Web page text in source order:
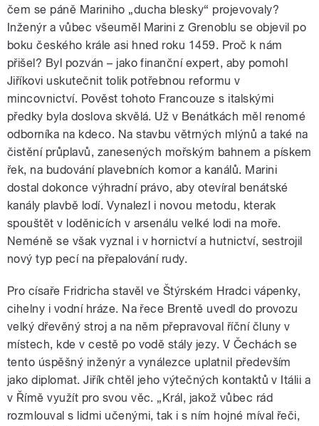
čem se páně Mariniho „ducha blesky“ projevovaly?
Inženýr a vůbec všeuměl Marini z Grenoblu se objevil po
boku českého krále asi hned roku 1459. Proč k nám
přišel? Byl pozván – jako finanční expert, aby pomohl
Jiříkovi uskutečnit tolik potřebnou reformu v
mincovnictví. Pověst tohoto Francouze s italskými
předky byla doslova skvělá. Už v Benátkách měl renomé
odborníka na kdeco. Na stavbu větrných mlýnů a také na
čistění průplavů, zanesených mořským bahnem a pískem
řek, na budování plavebních komor a kanálů. Marini
dostal dokonce výhradní právo, aby otevíral benátské
kanály plavbě lodí. Vynalezl i novou metodu, kterak
spouštět v loděnicích v arsenálu velké lodi na moře.
Neméně se však vyznal i v hornictví a hutnictví, sestrojil
nový typ pecí na přepalování rudy.
Pro císaře Fridricha stavěl ve Štýrském Hradci vápenky,
cihelny i vodní hráze. Na řece Brentě uvedl do provozu
velký dřevěný stroj a na něm přepravoval říční čluny v
místech, kde v cestě po vodě stály jezy. V Čechách se
tento úspěšný inženýr a vynálezce uplatnil především
jako diplomat. Jiřík chtěl jeho výtečných kontaktů v Itálii a
v Římě využít pro svou věc. „Král, jakož vůbec rád
rozmlouval s lidmi učenými, tak i s ním hojné míval řeči,